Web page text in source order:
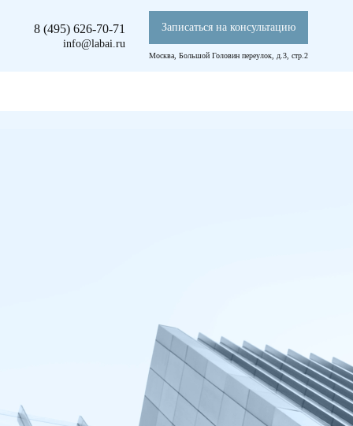
8 (495) 626-70-71
info@labai.ru
Записаться на консультацию
Москва, Большой Головин переулок, д.3, стр.2